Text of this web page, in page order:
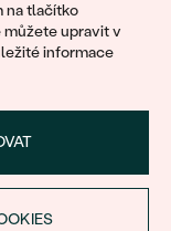
na tlačítko
můžete upravit v
informace